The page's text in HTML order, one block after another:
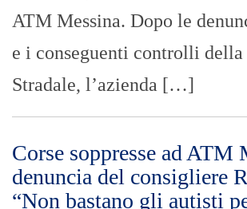
ATM Messina. Dopo le
e i conseguenti controlli
Stradale, l’azienda […]
Corse soppresse ad ATM
denuncia del consigliere
“Non bastano gli autisti